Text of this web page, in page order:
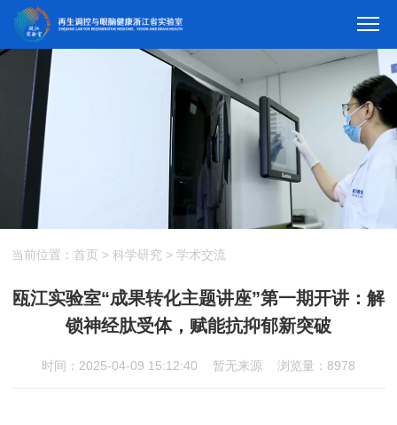
当前位置： 首页 > 科学研究 > 学术交流
瓯江实验室“成果转化主题讲座”第一期开讲：解
锁神经肽受体，赋能抗抑郁新突破
时间：2025-04-09 15:12:40 暂无来源 浏览量：8978